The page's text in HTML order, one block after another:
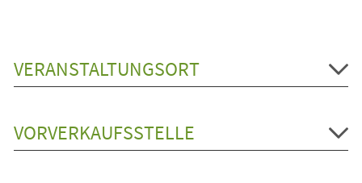
VERANSTALTUNGSORT
VORVERKAUFSSTELLE